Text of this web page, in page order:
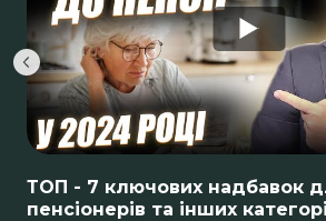
ТОП - 7 ключових надбавок
пенсіонерів та інших